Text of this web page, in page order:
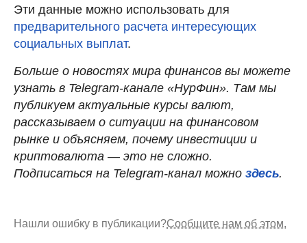
Эти данные можно использовать для
предварительного расчета интересующих
социальных выплат.
Больше о новостях мира финансов вы можете
узнать в Telegram-канале «НурФин». Там мы
публикуем актуальные курсы валют,
рассказываем о ситуации на финансовом
рынке и объясняем, почему инвестиции и
криптовалюта — это не сложно.
Подписаться на Telegram-канал можно здесь.
Нашли ошибку в публикации?Сообщите нам об этом.